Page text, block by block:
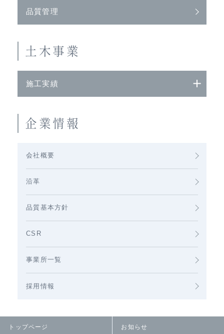
品質管理
土木事業
施工実績
企業情報
会社概要
沿革
品質基本方針
CSR
事業所一覧
採用情報
トップページ お知らせ